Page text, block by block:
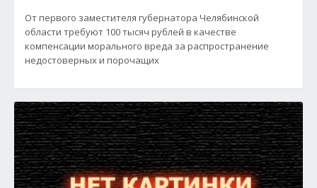
От первого заместителя губернатора Челябинской
области требуют 100 тысяч рублей в качестве
компенсации морального вреда за распространение
недостоверных и порочащих